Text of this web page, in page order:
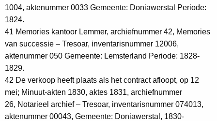
1004, aktenummer 0033 Gemeente: Doniawerstal Periode:
1824.
41 Memories kantoor Lemmer, archiefnummer 42, Memories
van successie – Tresoar, inventarisnummer 12006,
aktenummer 050 Gemeente: Lemsterland Periode: 1828-
1829.
42 De verkoop heeft plaats als het contract afloopt, op 12
mei; Minuut-akten 1830, aktes 1831, archiefnummer
26, Notarieel archief – Tresoar, inventarisnummer 074013,
aktenummer 00043, Gemeente: Doniawerstal, 1830-